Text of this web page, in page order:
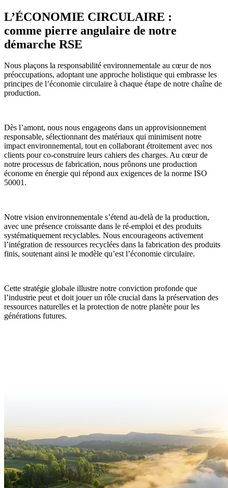
L’ÉCONOMIE CIRCULAIRE :
comme pierre angulaire de notre
démarche RSE
Nous plaçons la responsabilité environnementale au cœur de nos
préoccupations, adoptant une approche holistique qui embrasse les
principes de l’économie circulaire à chaque étape de notre chaîne de
production.
Dès l’amont, nous nous engageons dans un approvisionnement
responsable, sélectionnant des matériaux qui minimisent notre
impact environnemental, tout en collaborant étroitement avec nos
clients pour co-construire leurs cahiers des charges. Au cœur de
notre processus de fabrication, nous prônons une production
économe en énergie qui répond aux exigences de la norme ISO
50001.
Notre vision environnementale s’étend au-delà de la production,
avec une présence croissante dans le ré-emploi et des produits
systématiquement recyclables. Nous encourageons activement
l’intégration de ressources recyclées dans la fabrication des produits
finis, soutenant ainsi le modèle qu’est l’économie circulaire.
Cette stratégie globale illustre notre conviction profonde que
l’industrie peut et doit jouer un rôle crucial dans la préservation des
ressources naturelles et la protection de notre planète pour les
générations futures.